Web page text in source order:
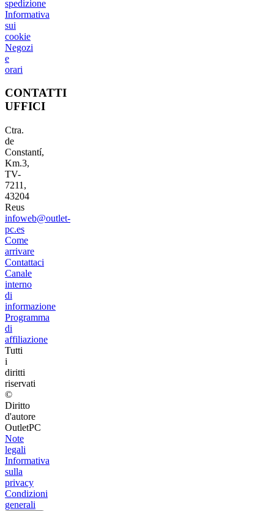
spedizione
Informativa
sui
cookie
Negozi
e
orari
CONTATTI
UFFICI
Ctra.
de
Constantí,
Km.3,
TV-
7211,
43204
Reus
infoweb@outlet-
pc.es
Come
arrivare
Contattaci
Canale
interno
di
informazione
Programma
di
affiliazione
Tutti
i
diritti
riservati
©
Diritto
d'autore
OutletPC
Note
legali
Informativa
sulla
privacy
Condizioni
generali